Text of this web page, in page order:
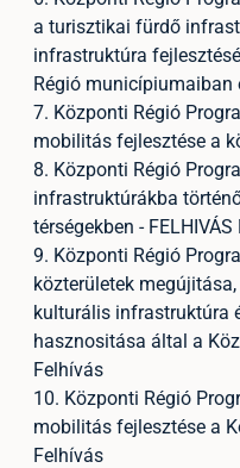
a turisztikai fürdő
infrastruktúra
Régió municípiumaiban
7. Központi Régió
mobilitás fejlesztése a
8. Központi Régió
infrastruktúrákba
térségekben -
9. Központi Régió
közterületek
kulturális infrastruktúra
hasznositása által a
Felhívás
10. Központi Régió
mobilitás fejlesztése a
Felhívás